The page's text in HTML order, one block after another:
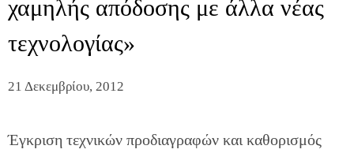
χαμηλής απόδοσης με άλλα νέας
τεχνολογίας»
21 Δεκεμβρίου, 2012
Έγκριση τεχνικών προδιαγραφών και καθορισμός